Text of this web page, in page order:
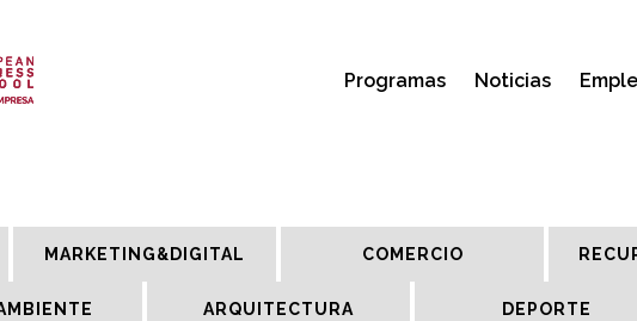
Programas Noticias
MARKETING&DIGITAL COMERCIO
ARQUITECTURA DEPORTE